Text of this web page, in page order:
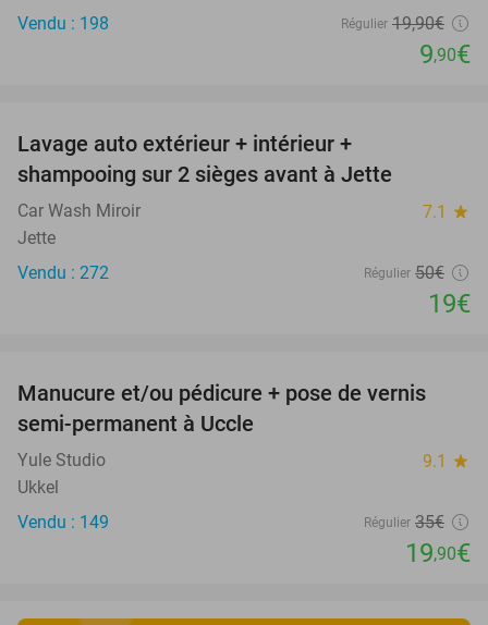
Vendu : 198 Régulier 19,90€
9,90€
Lavage auto extérieur + intérieur +
shampooing sur 2 sièges avant à Jette
Car Wash Miroir 7.1 star
Jette
Vendu : 272
Régulier 50€
19€
43%
Manucure et/ou pédicure + pose de vernis
semi-permanent à Uccle
Yule Studio 9.1 star
Ukkel
Vendu : 149
Régulier 35€
19,90€